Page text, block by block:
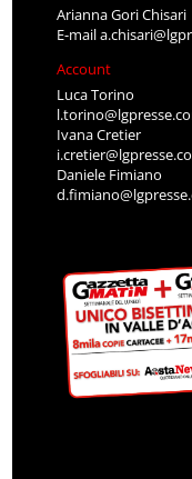
Arianna Gori Chisari
E-mail
Account
Luca Torino
Ivana Cretier
Daniele Fimiano